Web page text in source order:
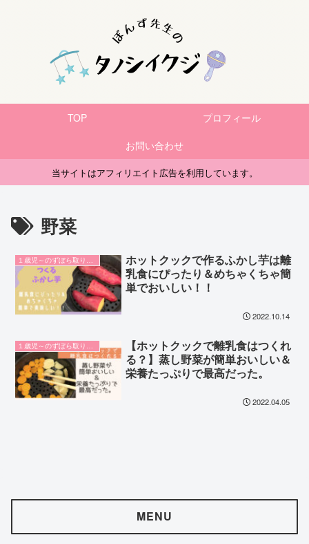
TOP
プロフィール
お問い合わせ
当サイトはアフィリエイト広告を利用しています。
野菜
ホットクックで作るふかし芋は離
乳食にぴったり＆めちゃくちゃ簡
単でおいしい！！
2022.10.14
【ホットクックで離乳食はつくれ
る？】蒸し野菜が簡単おいしい＆
栄養たっぷりで最高だった。
2022.04.05
MENU